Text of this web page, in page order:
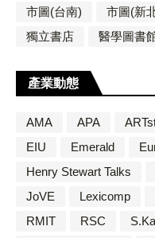
市圖(台南)
市圖(新
獨立書店
醫學圖書
產業動態
AMA APA
EIU
Emerald
Henry Stewart Talks
JoVE
Lexicomp
RMIT
RSC